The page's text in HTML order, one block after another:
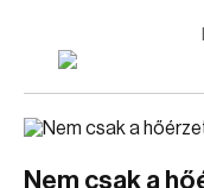
Nem csak a